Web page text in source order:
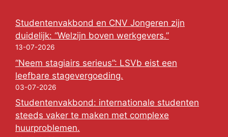
Studentenvakbond en CNV Jongeren zijn
duidelijk: “Welzijn boven werkgevers.”
13-07-2026
“Neem stagiairs serieus”: LSVb eist een
leefbare stagevergoeding.
03-07-2026
Studentenvakbond: internationale studenten
steeds vaker te maken met complexe
huurproblemen.